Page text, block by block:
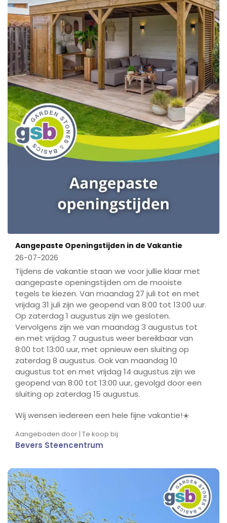
Aangepaste Openingstijden in de Vakantie
26-07-2026
Tijdens de vakantie staan we voor jullie klaar met
aangepaste openingstijden om de mooiste
tegels te kiezen. Van maandag 27 juli tot en met
vrijdag 31 juli zijn we geopend van 8:00 tot 13:00 uur.
Op zaterdag 1 augustus zijn we gesloten.
Vervolgens zijn we van maandag 3 augustus tot
en met vrijdag 7 augustus weer bereikbaar van
8:00 tot 13:00 uur, met opnieuw een sluiting op
zaterdag 8 augustus. Ook van maandag 10
augustus tot en met vrijdag 14 augustus zijn we
geopend van 8:00 tot 13:00 uur, gevolgd door een
sluiting op zaterdag 15 augustus.
Wij wensen iedereen een hele fijne vakantie!☀️
Aangeboden door | Te koop bij:
Bevers Steencentrum